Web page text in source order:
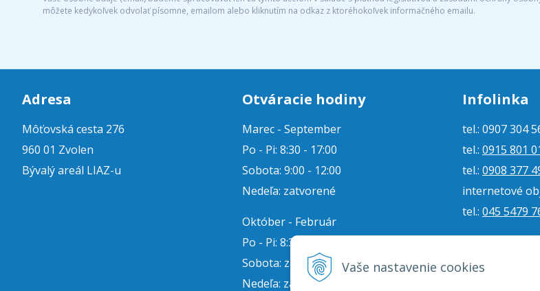
Vaše nastavenie cookies
môžete kedykoľvek odvolať písomne, emailom alebo kliknutím na odkaz z ktoréhokoľvek informačného emailu.
Adresa
Môťovská cesta 276
960 01 Zvolen
Bývalý areál LIAZ-u
Otváracie hodiny
Marec - September
Po - Pi: 8:30 - 17:00
Sobota: 9:00 - 12:00
Nedeľa: zatvorené
Október - Február
Po - Pi: 8:30 - 16:00
Sobota: zatvorené
Nedeľa: zatvorené
Infolinka
tel.: 0907
tel.: 0915 801
tel.: 0908 377
internetové
tel.: 045 5479
internetové